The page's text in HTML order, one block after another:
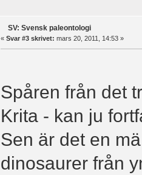
SV: Svensk paleontologi
« Svar #3 skrivet: mars 20, 2011, 14:53 »
Spåren från det
Krita - kan ju
Sen är det en
dinosaurer från